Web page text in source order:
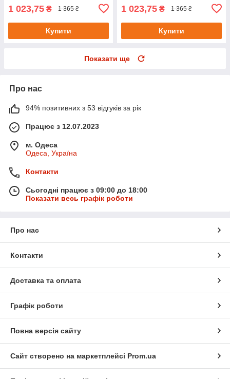
1 023,75 ₴ 1 365 ₴
Купити
1 023,75 ₴ 1 365 ₴
Купити
Показати ще
Про нас
94% позитивних з 53 відгуків за рік
Працює з 12.07.2023
м. Одеса
Одеса, Україна
Контакти
Сьогодні працює з 09:00 до 18:00
Показати весь графік роботи
Про нас
Контакти
Доставка та оплата
Графік роботи
Повна версія сайту
Сайт створено на маркетплейсі Prom.ua